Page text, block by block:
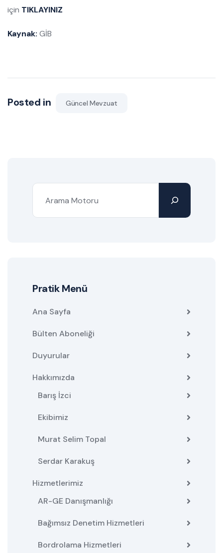
için TIKLAYINIZ
Kaynak: GİB
Posted in Güncel Mevzuat
Pratik Menü
Ana Sayfa
Bülten Aboneliği
Duyurular
Hakkımızda
Barış İzci
Ekibimiz
Murat Selim Topal
Serdar Karakuş
Hizmetlerimiz
AR-GE Danışmanlığı
Bağımsız Denetim Hizmetleri
Bordrolama Hizmetleri